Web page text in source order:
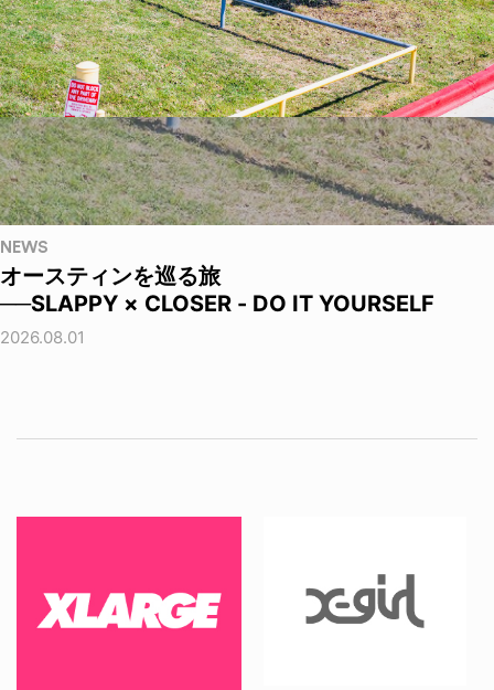
NEWS
オースティンを巡る旅
──SLAPPY × CLOSER - DO IT YOURSELF
2026.08.01